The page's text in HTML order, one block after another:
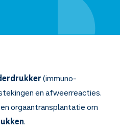
(immuno-
en afweerreacties.
orgaantransplantatie om
.